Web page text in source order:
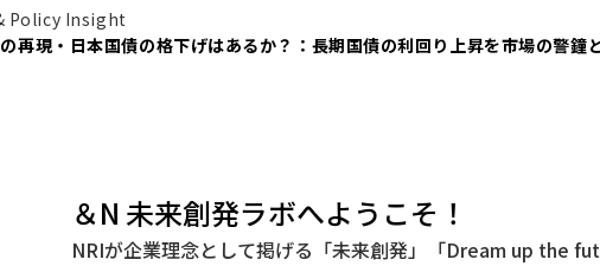
Policy Insight
現・日本国債の格下げはあるか？：長期国債の利回り上昇を市場の警鐘
＆N 未来創発ラボへようこそ！
NRIが企業理念として掲げる「未来創発」「Dream up the